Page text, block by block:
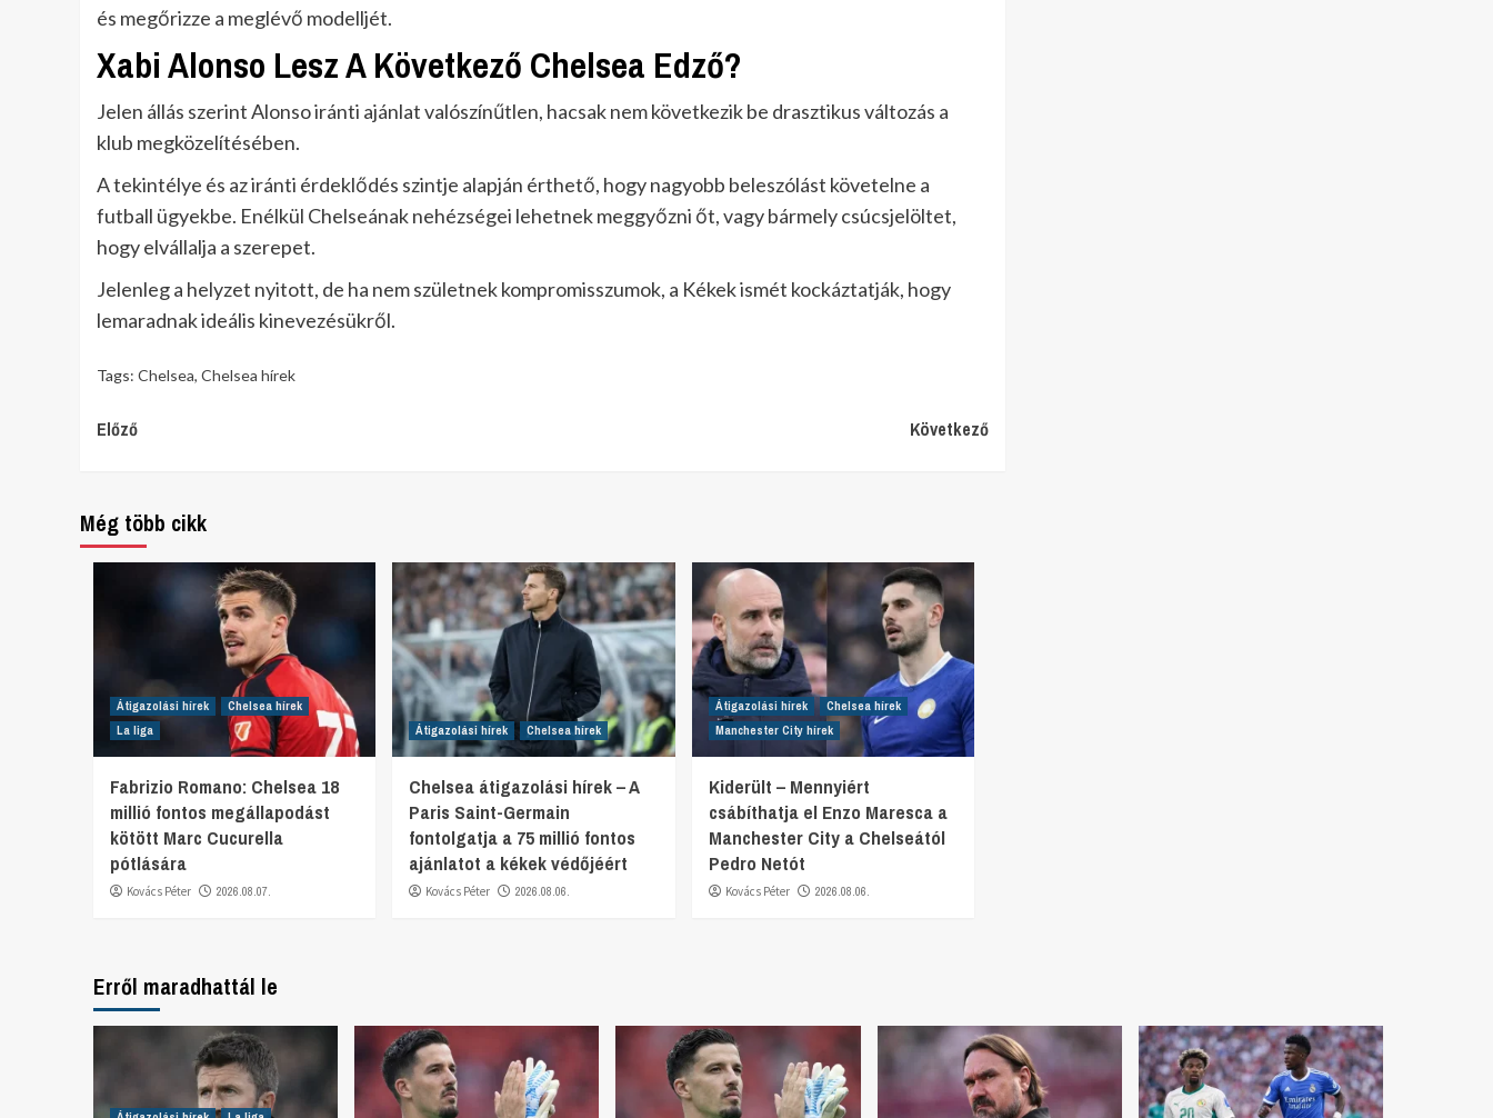
és megőrizze a meglévő modelljét.
Xabi Alonso Lesz A Következő Chelsea Edző?
Jelen állás szerint Alonso iránti ajánlat valószínűtlen, hacsak nem következik be drasztikus változás a
klub megközelítésében.
A tekintélye és az iránti érdeklődés szintje alapján érthető, hogy nagyobb beleszólást követelne a
futball ügyekbe. Enélkül Chelseának nehézségei lehetnek meggyőzni őt, vagy bármely csúcsjelöltet,
hogy elvállalja a szerepet.
Jelenleg a helyzet nyitott, de ha nem születnek kompromisszumok, a Kékek ismét kockáztatják, hogy
lemaradnak ideális kinevezésükről.
Tags: Chelsea, Chelsea hírek
Continue
Előző Következő
Még több cikk
Átigazolási hírek
Chelsea hírek
La liga
Fabrizio Romano: Chelsea 18
millió fontos megállapodást
kötött Marc Cucurella
pótlására
Kovács Péter 2026.08.07.
Átigazolási hírek Chelsea hírek
Chelsea átigazolási hírek – A
Paris Saint-Germain
fontolgatja a 75 millió fontos
ajánlatot a kékek védőjéért
Kovács Péter 2026.08.06.
Átigazolási hírek
Chelsea hírek
Manchester City hírek
Kiderült – Mennyiért
csábíthatja el Enzo Maresca a
Manchester City a Chelseától
Pedro Netót
Kovács Péter 2026.08.06.
Erről maradhattál le